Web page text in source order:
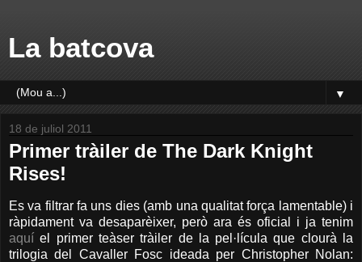
La batcova
▼
18 de juliol 2011
Primer tràiler de The Dark Knight
Rises!
Es va filtrar fa uns dies (amb una qualitat força lamentable) i
ràpidament va desaparèixer, però ara és oficial i ja tenim
aquí el primer teàser tràiler de la pel·lícula que clourà la
trilogia del Cavaller Fosc ideada per Christopher Nolan: